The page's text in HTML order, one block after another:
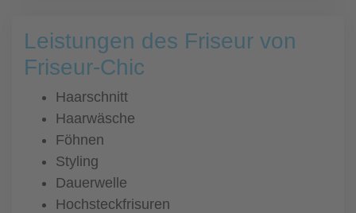
Leistungen des Friseur von
Friseur-Chic
Haarschnitt
Haarwäsche
Föhnen
Styling
Dauerwelle
Hochsteckfrisuren